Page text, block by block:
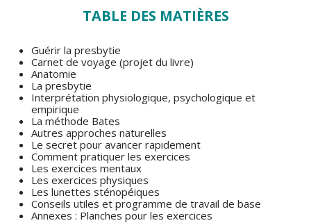
lentilles, et d’éviter une opération chirurgicale, comme le
montrent les nombreux témoignages proposés dans ce
TABLE DES MATIÈRES
Guérir la presbytie
Carnet de voyage (projet du livre)
Anatomie
La presbytie
Interprétation physiologique, psychologique et
empirique
La méthode Bates
Autres approches naturelles
Le secret pour avancer rapidement
Comment pratiquer les exercices
Les exercices mentaux
Les exercices physiques
Les lunettes sténopéiques
Conseils utiles et programme de travail de base
Annexes : Planches pour les exercices